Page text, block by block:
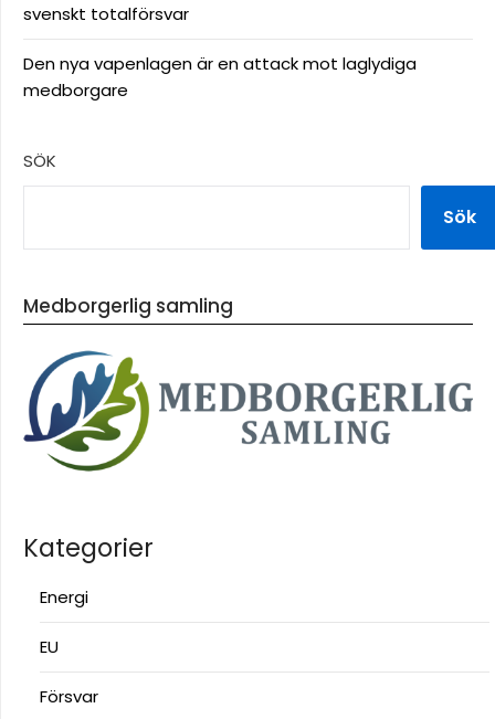
svenskt totalförsvar
Den nya vapenlagen är en attack mot laglydiga
medborgare
SÖK
Sök
Medborgerlig samling
Kategorier
Energi
EU
Försvar